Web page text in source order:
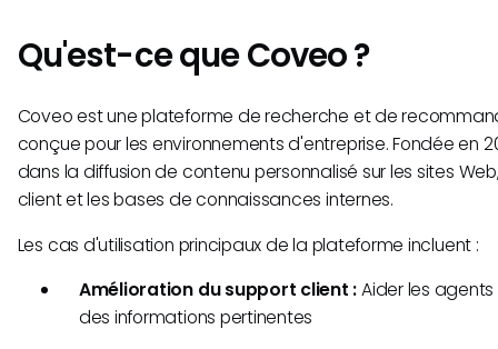
Qu'est-ce que Coveo ?
Coveo est une plateforme de recherche et de
conçue pour les environnements d'entreprise. Fondée en
dans la diffusion de contenu personnalisé sur les sites
client et les bases de connaissances internes.
Les cas d'utilisation principaux de la plateforme incluent :
Amélioration du support client :Aider les
des informations pertinentes